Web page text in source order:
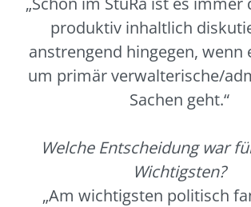
produktiv inhaltlich
anstrengend hingegen, wenn
um primär verwalterische/
Sachen geht.“
Welche Entscheidung war
Wichtigsten?
„Am wichtigsten politisch